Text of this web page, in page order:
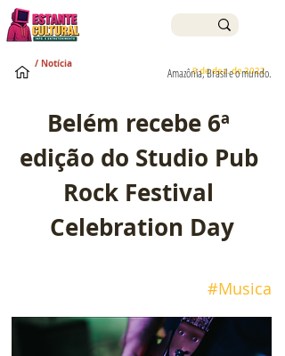
9 de dez. de 2022
Amazônia, Brasil e o mundo.
/ Notícia
Belém recebe 6ª
edição do Studio Pub
Rock Festival
Celebration Day
#Musica